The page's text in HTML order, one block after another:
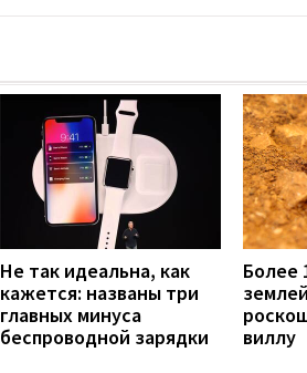
Не так идеальна, как
кажется: названы три
главных минуса
беспроводной зарядки
Более
виллу